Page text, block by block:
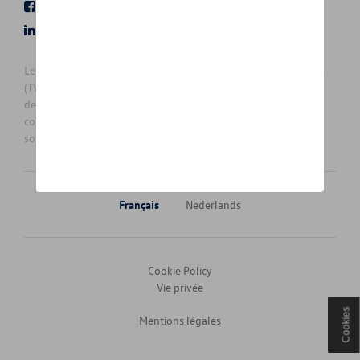
Les prix affichés sur le présent site sont des prix recommandés
(TVAc), hors éventuels frais de montage. Pour connaitre le prix
de vente actuel et les éventuels frais de montage, veuillez
contacter votre concessionnaire/agent. Les prix recommandés
sont sujets à des changements sans préavis.
Mentions légales
Cookie Policy
Vie privée
Français Nederlands
Cookies